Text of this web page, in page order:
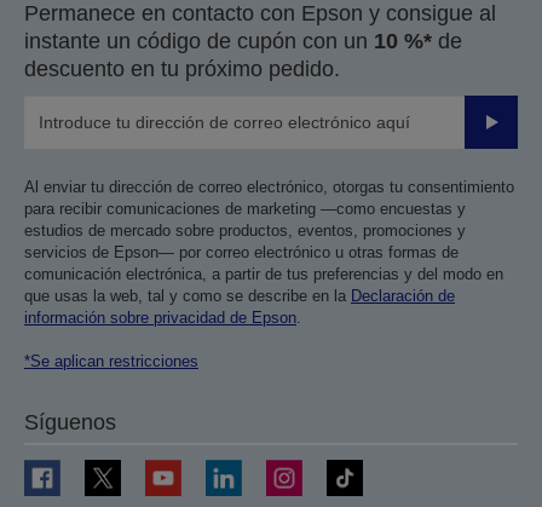
Permanece en contacto con Epson y consigue al
instante un código de cupón con un 10 %* de
descuento en tu próximo pedido.
Enviar
Al enviar tu dirección de correo electrónico, otorgas tu consentimiento
para recibir comunicaciones de marketing —como encuestas y
estudios de mercado sobre productos, eventos, promociones y
servicios de Epson— por correo electrónico u otras formas de
comunicación electrónica, a partir de tus preferencias y del modo en
que usas la web, tal y como se describe en la Declaración de
información sobre privacidad de Epson.
*Se aplican restricciones
Síguenos